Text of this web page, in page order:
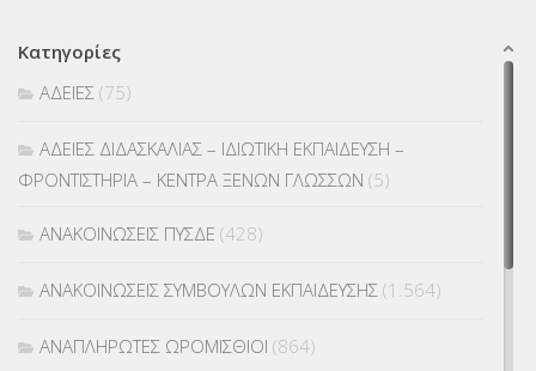
Κατηγορίες
ΑΔΕΙΕΣ (75)
ΑΔΕΙΕΣ ΔΙΔΑΣΚΑΛΙΑΣ – ΙΔΙΩΤΙΚΗ ΕΚΠΑΙΔΕΥΣΗ –
ΦΡΟΝΤΙΣΤΗΡΙΑ – ΚΕΝΤΡΑ ΞΕΝΩΝ ΓΛΩΣΣΩΝ (5)
ΑΝΑΚΟΙΝΩΣΕΙΣ ΠΥΣΔΕ (428)
ΑΝΑΚΟΙΝΩΣΕΙΣ ΣΥΜΒΟΥΛΩΝ ΕΚΠΑΙΔΕΥΣΗΣ (1.564)
ΑΝΑΠΛΗΡΩΤΕΣ ΩΡΟΜΙΣΘΙΟΙ (864)